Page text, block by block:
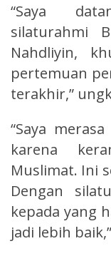
“Saya
silaturahmi
Nahdliyin,
pertemuan
terakhir,”
“Saya
karena
Muslimat. Ini
Dengan
kepada yang
jadi lebih